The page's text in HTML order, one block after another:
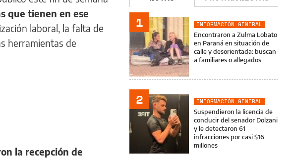
que tienen en ese
laboral, la falta de
herramientas de
la recepción de
1
INFORMACIÓN GENERAL
Encontraron a Zulma Lobato
en Paraná en situación de
calle y desorientada: buscan
a familiares o allegados
2
INFORMACIÓN GENERAL
Suspendieron la licencia de
conducir del senador Dolzani
y le detectaron 61
infracciones por casi $16
millones